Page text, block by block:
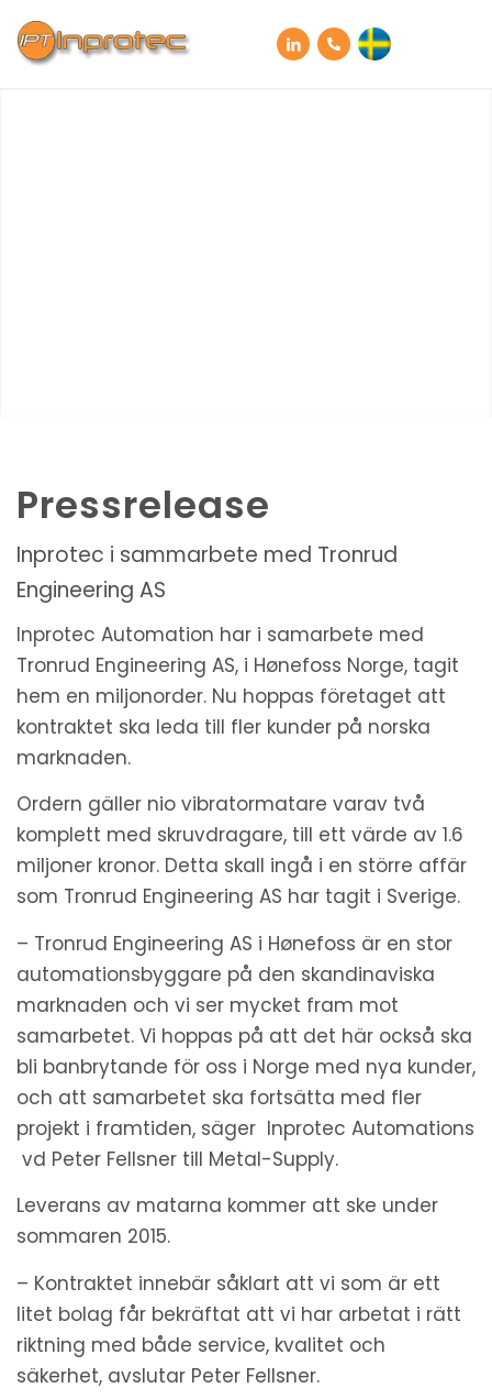
Pressrelease
Inprotec i sammarbete med Tronrud
Engineering AS
Inprotec Automation har i samarbete med
Tronrud Engineering AS, i Hønefoss Norge, tagit
hem en miljonorder. Nu hoppas företaget att
kontraktet ska leda till fler kunder på norska
marknaden.
Ordern gäller nio vibratormatare varav två
komplett med skruvdragare, till ett värde av 1.6
miljoner kronor. Detta skall ingå i en större affär
som Tronrud Engineering AS har tagit i Sverige.
– Tronrud Engineering AS i Hønefoss är en stor
automationsbyggare på den skandinaviska
marknaden och vi ser mycket fram mot
samarbetet. Vi hoppas på att det här också ska
bli banbrytande för oss i Norge med nya kunder,
och att samarbetet ska fortsätta med fler
projekt i framtiden, säger Inprotec Automations
vd Peter Fellsner till Metal-Supply.
Leverans av matarna kommer att ske under
sommaren 2015.
– Kontraktet innebär såklart att vi som är ett
litet bolag får bekräftat att vi har arbetat i rätt
riktning med både service, kvalitet och
säkerhet, avslutar Peter Fellsner.